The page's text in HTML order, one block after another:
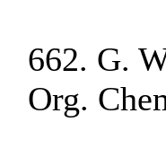
662. G.
Org.